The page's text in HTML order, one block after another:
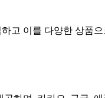
이를 다양한 상품